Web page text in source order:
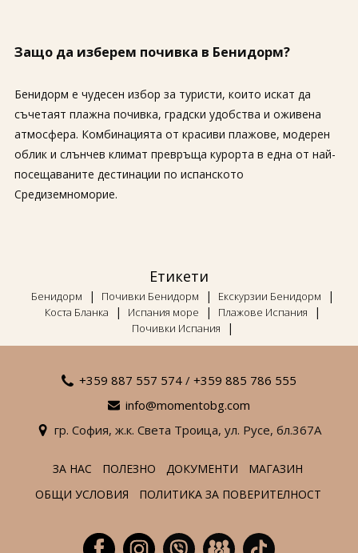
Защо да изберем почивка в Бенидорм?
Бенидорм е чудесен избор за туристи, които искат да
съчетаят плажна почивка, градски удобства и оживена
атмосфера. Комбинацията от красиви плажове, модерен
облик и слънчев климат превръща курорта в една от най-
посещаваните дестинации по испанското
Средиземноморие.
Етикети
Бенидорм | Почивки Бенидорм | Екскурзии Бенидорм |
Коста Бланка | Испания море | Плажове Испания |
Почивки Испания |
+359 887 557 574 / +359 885 786 555
info@momentobg.com
гр. София, ж.к. Света Троица, ул. Русе, бл.367А
ЗА НАС ПОЛЕЗНО ДОКУМЕНТИ
МАГАЗИН
ОБЩИ УСЛОВИЯ
ПОЛИТИКА ЗА ПОВЕРИТЕЛНОСТ